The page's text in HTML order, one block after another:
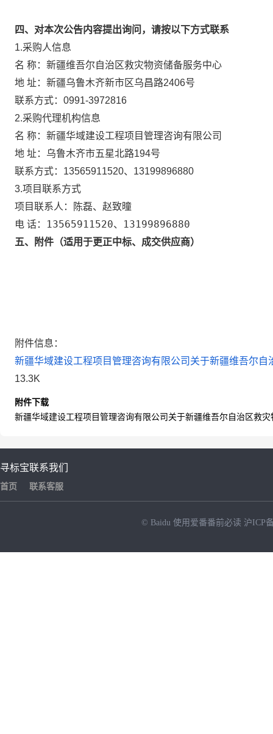
四、对本次公告内容提出询问，请按以下方式联系
1.采购人信息
名 称： 新疆维吾尔自治区救灾物资储备服务中心
地 址： 新疆乌鲁木齐新市区乌昌路2406号
联系方式： 0991-3972816
2.采购代理机构信息
名 称： 新疆华域建设工程项目管理咨询有限公司
地 址： 乌鲁木齐市五星北路194号
联系方式： 13565911520、13199896880
3.项目联系方式
项目联系人：
陈磊、赵致曈
电 话： 13565911520、13199896880
五、附件（适用于更正中标、成交供应商）
附件信息：
新疆华域建设工程项目管理咨询有限公司关于新疆维吾尔
13.3K
附件下载
新疆华域建设工程项目管理咨询有限公司关于新疆维吾尔自治区救
寻标宝
首页
联系我们
联系客服
© Baidu 使用爱番番前必读 沪ICP